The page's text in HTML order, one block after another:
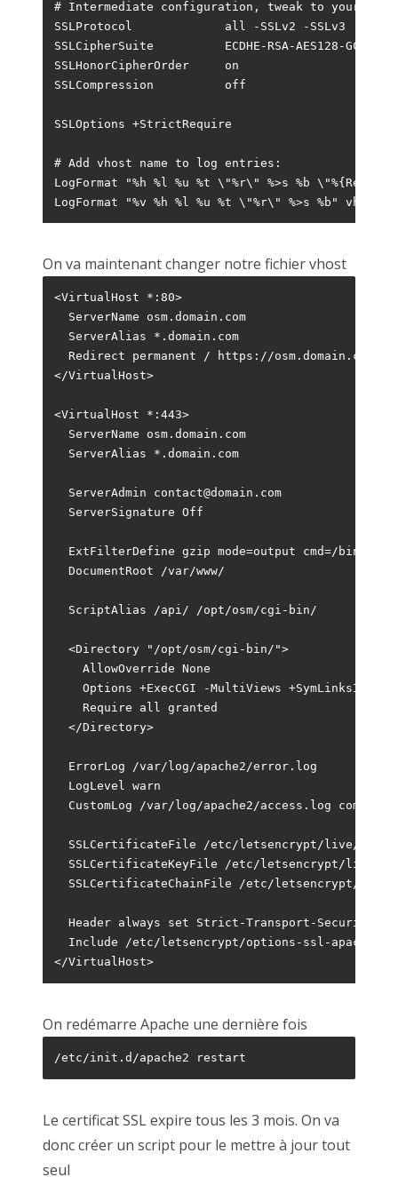
# Intermediate configuration, tweak to your
SSLProtocol             all -SSLv2 -SSLv3
SSLCipherSuite          ECDHE-RSA-AES128-GCM-
SSLHonorCipherOrder     on
SSLCompression          off
SSLOptions +StrictRequire
# Add vhost name to log entries:
LogFormat "%h %l %u %t \"%r\" %>s %b
LogFormat "%v %h %l %u %t \"%r\" %>s %b"
On va maintenant changer notre fichier vhost
<VirtualHost *:80>
  ServerName osm.domain.com
  ServerAlias *.domain.com
  Redirect permanent / https://osm.domain.com/
</VirtualHost>
<VirtualHost *:443>
  ServerName osm.domain.com
  ServerAlias *.domain.com
  ServerAdmin contact@domain.com
  ServerSignature Off
  ExtFilterDefine gzip mode=output cmd=/bin/gzip
  DocumentRoot /var/www/
  ScriptAlias /api/ /opt/osm/cgi-bin/
  <Directory "/opt/osm/cgi-bin/">
    AllowOverride None
Options +ExecCGI -MultiViews
    Require all granted
  </Directory>
  ErrorLog /var/log/apache2/error.log
  LogLevel warn
  CustomLog /var/log/apache2/access.log combined
SSLCertificateFile /etc/letsencrypt/live/
SSLCertificateKeyFile /etc/letsencrypt/live/
SSLCertificateChainFile /etc/letsencrypt/
Header always set Strict-Transport-Security
Include /etc/letsencrypt/options-ssl-
</VirtualHost>
On redémarre Apache une dernière fois
/etc/init.d/apache2 restart
Le certificat SSL expire tous les 3 mois. On va
donc créer un script pour le mettre à jour tout
seul